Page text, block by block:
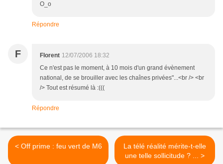
O_o
Répondre
F Florent 12/07/2006 18:32
Ce n'est pas le moment, à 10 mois d'un grand évènement
national, de se brouiller avec les chaînes privées"...<br /> <br
/> Tout est résumé là :(((
Répondre
< Off prime : feu vert de M6
La télé réalité mérite-t-elle
une telle sollicitude ? ... >